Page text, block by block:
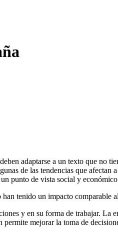
adaptarse a un texto que no
de las tendencias que
punto de vista social y
tenido un impacto comparable
y en su forma de trabajar.
mejorar la toma de